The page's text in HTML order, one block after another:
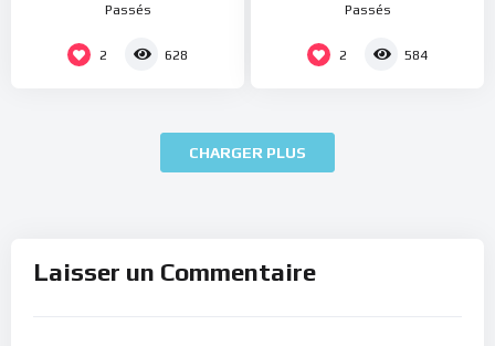
Passés
2 628
Passés
2 584
CHARGER PLUS
Laisser un Commentaire